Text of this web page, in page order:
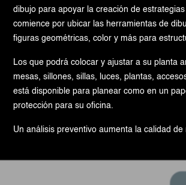
dibujo para apoyar la creación de
comience por ubicar las herramientas de
figuras geométricas, color y más para
Los que podrá colocar y ajustar a su planta
mesas, sillones, sillas, luces, plantas,
está disponible para planear como en un
protección para su oficina.
Un análisis preventivo aumenta la calidad de